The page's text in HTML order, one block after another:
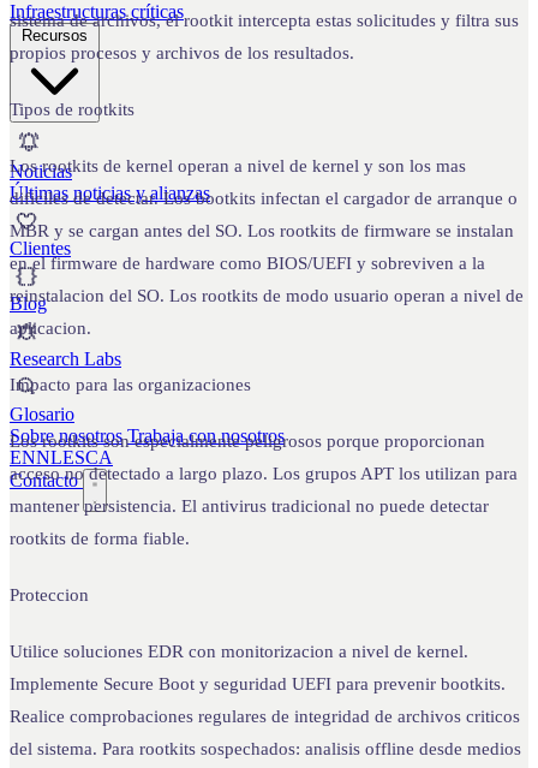
Infraestructuras críticas
Noticias
Últimas noticias y alianzas
Clientes
Blog
Research Labs
Glosario
Sobre nosotros Trabaja con nosotros
ENNLESCA
Contacto
sistema de archivos, el rootkit intercepta estas solicitudes y filtra sus
propios procesos y archivos de los resultados.
Tipos de rootkits
Los rootkits de kernel operan a nivel de kernel y son los mas
dificiles de detectar. Los bootkits infectan el cargador de arranque o
MBR y se cargan antes del SO. Los rootkits de firmware se instalan
en el firmware de hardware como BIOS/UEFI y sobreviven a la
reinstalacion del SO. Los rootkits de modo usuario operan a nivel de
aplicacion.
Impacto para las organizaciones
Los rootkits son especialmente peligrosos porque proporcionan
acceso no detectado a largo plazo. Los grupos APT los utilizan para
mantener persistencia. El antivirus tradicional no puede detectar
rootkits de forma fiable.
Proteccion
Utilice soluciones EDR con monitorizacion a nivel de kernel.
Implemente Secure Boot y seguridad UEFI para prevenir bootkits.
Realice comprobaciones regulares de integridad de archivos criticos
del sistema. Para rootkits sospechados: analisis offline desde medios